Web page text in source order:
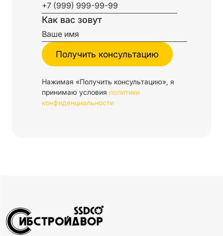
Как вас зовут
Нажимая «Получить консультацию», я
принимаю условия политики
конфиденциальности